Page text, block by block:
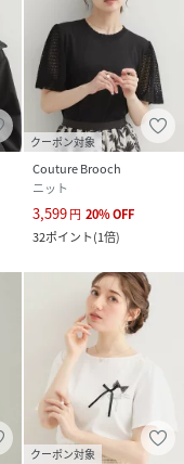
クーポン対象
Couture Brooch
ニット
3,599円 20%OFF
32ポイント(1倍)
クーポン対象